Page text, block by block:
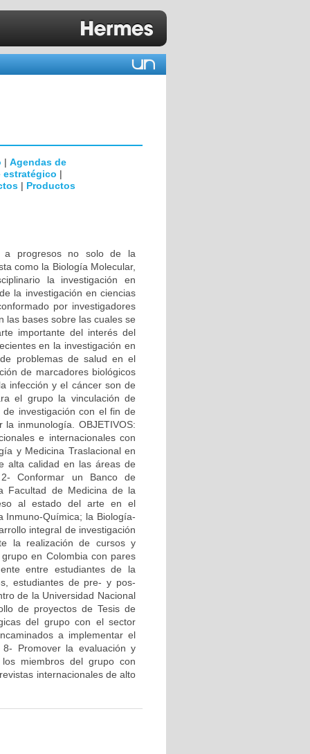
| Agendas de
estratégico |
| Productos
a progresos no solo de la
como la Biología Molecular,
la investigación en
la investigación en ciencias
por investigadores
las bases sobre las cuales se
importante del interés del
en la investigación en
problemas de salud en el
de marcadores biológicos
infección y el cáncer son de
el grupo la vinculación de
investigación con el fin de
inmunología. OBJETIVOS:
e internacionales con
y Medicina Traslacional en
alta calidad en las áreas de
2- Conformar un Banco de
Facultad de Medicina de la
al estado del arte en el
Inmuno-Química; la Biología-
integral de investigación
la realización de cursos y
en Colombia con pares
entre estudiantes de la
estudiantes de pre- y pos-
de la Universidad Nacional
de proyectos de Tesis de
del grupo con el sector
a implementar el
Promover la evaluación y
miembros del grupo con
internacionales de alto